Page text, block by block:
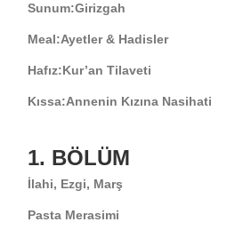
Sunum:Girizgah
Meal:Ayetler & Hadisler
Hafız:Kur’an Tilaveti
Kıssa:Annenin Kızına Nasihati
1. BÖLÜM
İlahi, Ezgi, Marş
Pasta Merasimi